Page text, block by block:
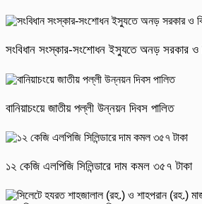
সংবিধান সংস্কার-সংশোধন ইস্যুতে অনড় সরকার ও
বানিয়াচংয়ে জাতীয় পল্লী উন্নয়ন দিবস পালিত
১২ কেজি এলপিজি সিলিন্ডারে দাম কমল ৩৫৭ টাকা